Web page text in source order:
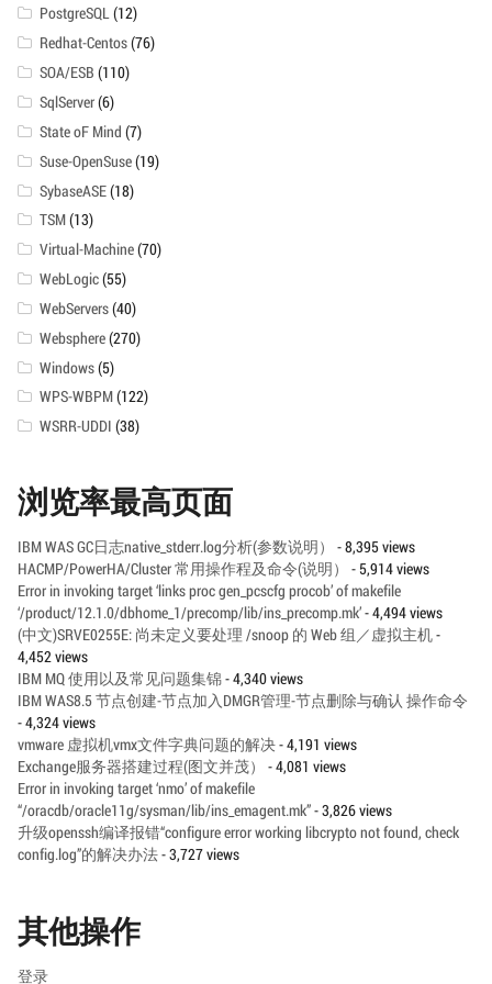
PostgreSQL(12)
Redhat-Centos(76)
SOA/ESB (110)
SqlServer(6)
State oF Mind (7)
Suse-OpenSuse(19)
SybaseASE(18)
TSM(13)
Virtual-Machine(70)
WebLogic(55)
WebServers(40)
Websphere(270)
Windows(5)
WPS-WBPM(122)
WSRR-UDDI (38)
浏览率最高页面
IBM WAS GC日志native_stderr.log分析(参数说明）
- 8,395 views
HACMP/PowerHA/Cluster 常用操作程及命令(说明）
- 5,914 views
Error in invoking target ‘links proc gen_pcscfg procob’ of makefile
‘/product/12.1.0/dbhome_1/precomp/lib/ins_precomp.mk’- 4,494 views
(中文)SRVE0255E: 尚未定义要处理 /snoop 的 Web 组／虚拟主机-
4,452 views
IBM MQ 使用以及常见问题集锦- 4,340 views
IBM WAS8.5 节点创建-节点加入DMGR管理-节点删除与确认 操作命令
- 4,324 views
vmware 虚拟机vmx文件字典问题的解决- 4,191 views
Exchange服务器搭建过程(图文并茂）
- 4,081 views
Error in invoking target ‘nmo’ of makefile
“/oracdb/oracle11g/sysman/lib/ins_emagent.mk”- 3,826 views
升级openssh编译报错“configure error working libcrypto not found, check
config.log”的解决办法- 3,727 views
其他操作
登录